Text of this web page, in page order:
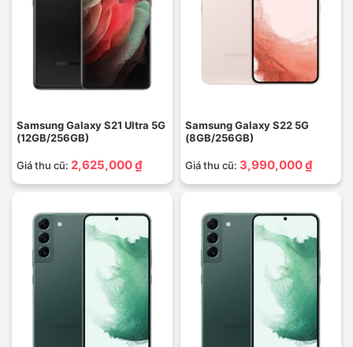
Samsung Galaxy S21 Ultra 5G
(12GB/256GB)
Giá thu cũ: 2,625,000 ₫
Samsung Galaxy S22 5G
(8GB/256GB)
Giá thu cũ: 3,990,000 ₫